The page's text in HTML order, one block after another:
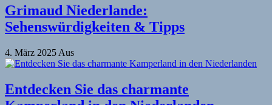
Grimaud Niederlande:
Sehenswürdigkeiten & Tipps
4. März 2025 Aus
Entdecken Sie das charmante